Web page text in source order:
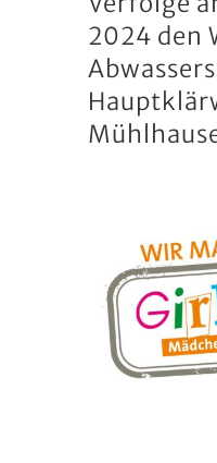
2024 den